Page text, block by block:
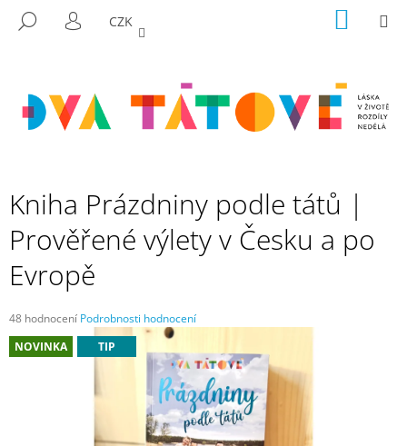
HLEDAT
PŘIHLÁŠENÍ
CZK KOŠÍK
Kniha Prázdniny podle tátů |
Prověřené výlety v Česku a po
Evropě
Průměrné
hodnocení
produktu
48 hodnocení Podrobnosti hodnocení
NOVINKA
TIP
C
O
T
Ř
E
B
U
J
E
T